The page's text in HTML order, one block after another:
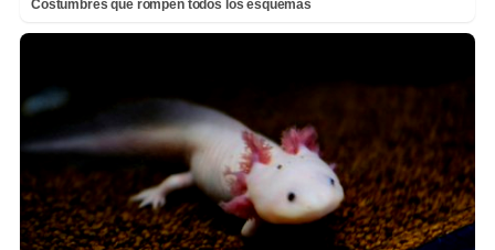
Costumbres que rompen todos los esquemas